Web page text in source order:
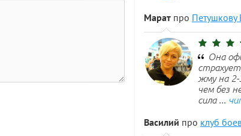
Марат про Петушкову
Она
жму на
чем без
сила ...
Василий про клуб